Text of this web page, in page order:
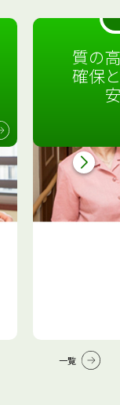
質の
確保
一覧